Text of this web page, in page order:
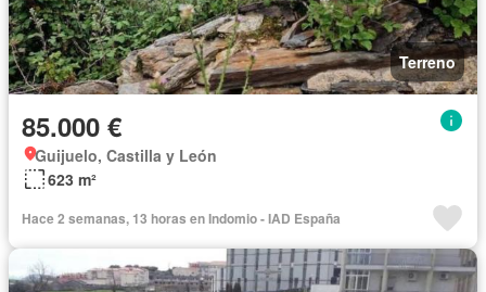
Terreno
85.000 €
Guijuelo, Castilla y León
623 m²
Hace 2 semanas, 13 horas en Indomio - IAD España